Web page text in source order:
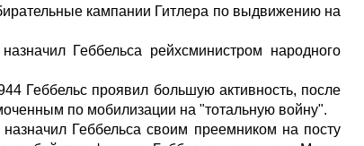
кампании Гитлера по выдвижению на
Геббельса рейхсминистром народного
Геббельс проявил большую активность, после
по мобилизации на "тотальную войну".
Геббельса своим преемником на посту